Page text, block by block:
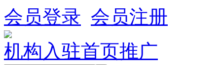
会员登录 会员注册
机构入驻首页推广